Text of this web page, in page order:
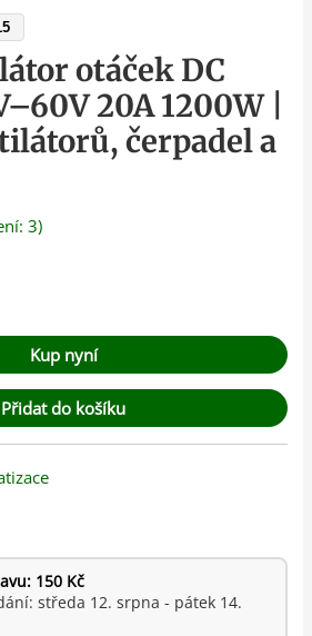
otáček DC
20A 1200W |
čerpadel a
3)
Kup nyní
Přidat do košíku
150 Kč
středa 12. srpna - pátek 14.